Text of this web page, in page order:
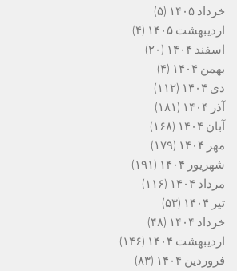
خرداد ۱۴۰۵
(۵)
اردیبهشت ۱۴۰۵
(۴)
اسفند ۱۴۰۴
(۲۰)
بهمن ۱۴۰۴
(۴)
دی ۱۴۰۴
(۱۱۲)
آذر ۱۴۰۴
(۱۸۱)
آبان ۱۴۰۴
(۱۶۸)
مهر ۱۴۰۴
(۱۷۹)
شهریور ۱۴۰۴
(۱۹۱)
مرداد ۱۴۰۴
(۱۱۶)
تیر ۱۴۰۴
(۵۳)
خرداد ۱۴۰۴
(۴۸)
اردیبهشت ۱۴۰۴
(۱۴۶)
فروردین ۱۴۰۴
(۸۳)